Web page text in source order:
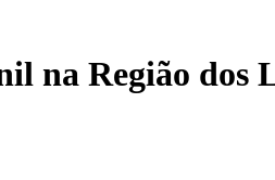
na Região dos